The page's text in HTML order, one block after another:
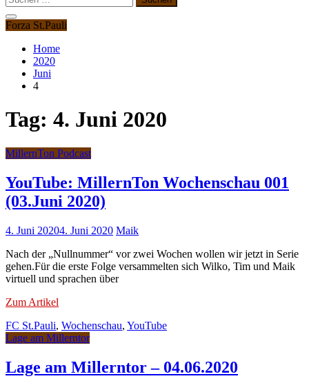
nach:
Forza St.Pauli
Home
2020
Juni
4
Tag: 4. Juni 2020
MillernTon Podcast
YouTube: MillernTon Wochenschau 001
(03.Juni 2020)
4. Juni 20204. Juni 2020 Maik
Nach der „Nullnummer“ vor zwei Wochen wollen wir jetzt in Serie
gehen.Für die erste Folge versammelten sich Wilko, Tim und Maik
virtuell und sprachen über
Zum Artikel
FC St.Pauli, Wochenschau, YouTube
Lage am Millerntor
Lage am Millerntor – 04.06.2020